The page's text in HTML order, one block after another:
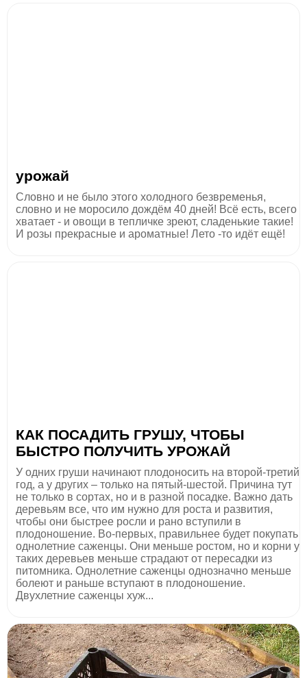
урожай
Словно и не было этого холодного безвременья,
словно и не моросило дождём 40 дней! Всё есть, всего
хватает - и овощи в тепличке зреют, сладенькие такие!
И розы прекрасные и ароматные! Лето -то идёт ещё!
КАК ПОСАДИТЬ ГРУШУ, ЧТОБЫ
БЫСТРО ПОЛУЧИТЬ УРОЖАЙ
У одних груши начинают плодоносить на второй-третий
год, а у других – только на пятый-шестой. Причина тут
не только в сортах, но и в разной посадке. Важно дать
деревьям все, что им нужно для роста и развития,
чтобы они быстрее росли и рано вступили в
плодоношение. Во-первых, правильнее будет покупать
однолетние саженцы. Они меньше ростом, но и корни у
таких деревьев меньше страдают от пересадки из
питомника. Однолетние саженцы однозначно меньше
болеют и раньше вступают в плодоношение.
Двухлетние саженцы хуж...